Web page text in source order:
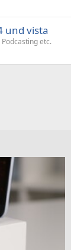
und vista
etc.